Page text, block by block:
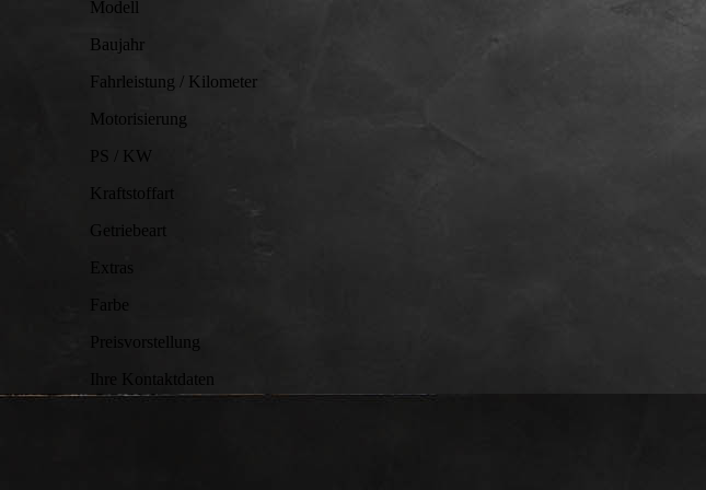
Modell
Baujahr
Fahrleistung / Kilometer
Motorisierung
PS / KW
Kraftstoffart
Getriebeart
Extras
Farbe
Preisvorstellung
Ihre Kontaktdaten